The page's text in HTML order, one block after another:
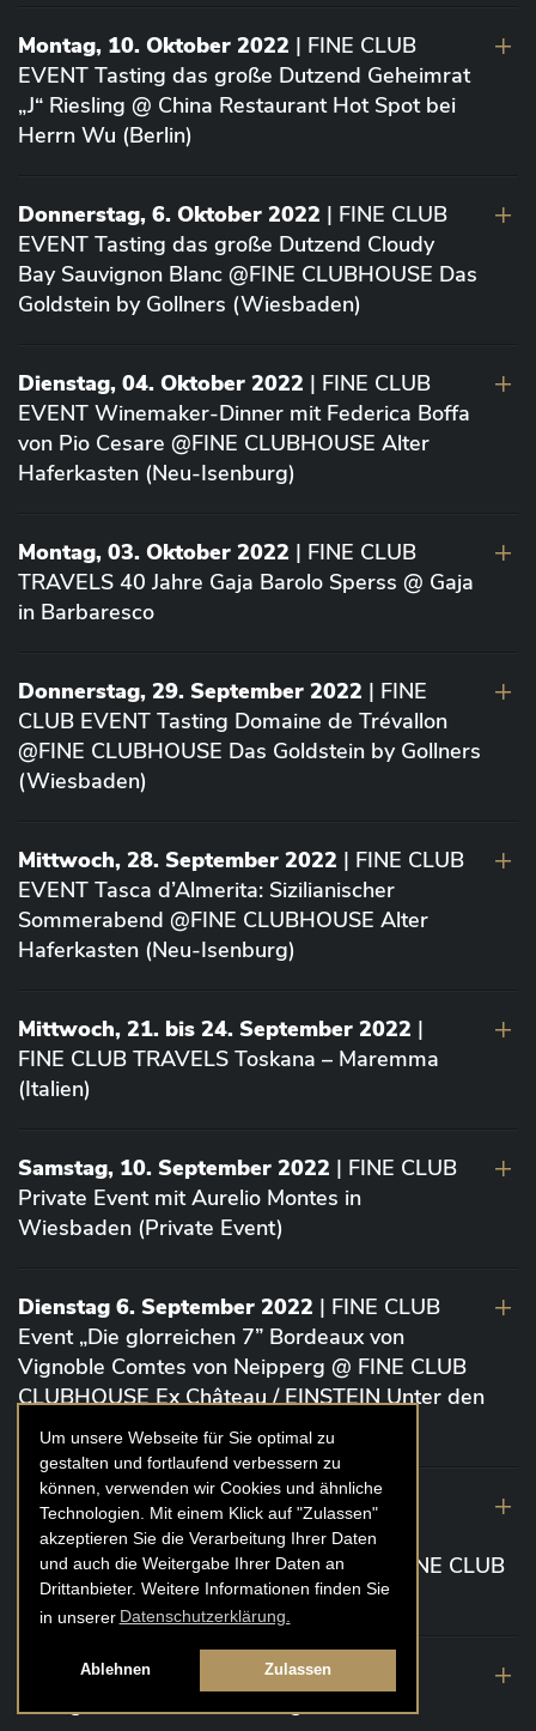
Um unsere Webseite für Sie optimal zu
gestalten und fortlaufend verbessern zu
können, verwenden wir Cookies und ähnliche
Technologien. Mit einem Klick auf "Zulassen"
akzeptieren Sie die Verarbeitung Ihrer Daten
und auch die Weitergabe Ihrer Daten an
Drittanbieter. Weitere Informationen finden Sie
in unserer Datenschutzerklärung.
Ablehnen Zulassen
Montag, 10. Oktober 2022 | FINE CLUB
EVENT Tasting das große Dutzend Geheimrat
„J“ Riesling @ China Restaurant Hot Spot bei
Herrn Wu (Berlin)
Donnerstag, 6. Oktober 2022 | FINE CLUB
EVENT Tasting das große Dutzend Cloudy
Bay Sauvignon Blanc @FINE CLUBHOUSE Das
Goldstein by Gollners (Wiesbaden)
Dienstag, 04. Oktober 2022 | FINE CLUB
EVENT Winemaker-Dinner mit Federica Boffa
von Pio Cesare @FINE CLUBHOUSE Alter
Haferkasten (Neu-Isenburg)
Montag, 03. Oktober 2022 | FINE CLUB
TRAVELS 40 Jahre Gaja Barolo Sperss @ Gaja
in Barbaresco
Donnerstag, 29. September 2022 | FINE
CLUB EVENT Tasting Domaine de Trévallon
@FINE CLUBHOUSE Das Goldstein by Gollners
(Wiesbaden)
Mittwoch, 28. September 2022 | FINE CLUB
EVENT Tasca d’Almerita: Sizilianischer
Sommerabend @FINE CLUBHOUSE Alter
Haferkasten (Neu-Isenburg)
Mittwoch, 21. bis 24. September 2022 |
FINE CLUB TRAVELS Toskana – Maremma
(Italien)
Samstag, 10. September 2022 | FINE CLUB
Private Event mit Aurelio Montes in
Wiesbaden (Private Event)
Dienstag 6. September 2022 | FINE CLUB
Event „Die glorreichen 7” Bordeaux von
Vignoble Comtes von Neipperg @ FINE CLUB
CLUBHOUSE Ex Château / EINSTEIN Unter den
Linden (Berlin)
19. August 2022| FINE CLUB Academy
Caviar „Die glorreichen 7“ Riesling Große
Gewächse von der Mosel aus 2020 @ FINE CLUB
Clubhouse Prunier Cologne (Köln)
29. Juli 2022
| Weinbergwanderung
Weingüter Geheimrat J. Wegeler